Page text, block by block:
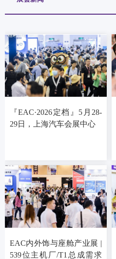
『EAC·2026定档』5月28-
29日，上海汽车会展中心
EAC内外饰与座舱产业展 |
539位主机厂/T1总成需求